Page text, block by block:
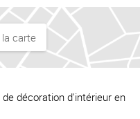
carte
décoration d'intérieur en